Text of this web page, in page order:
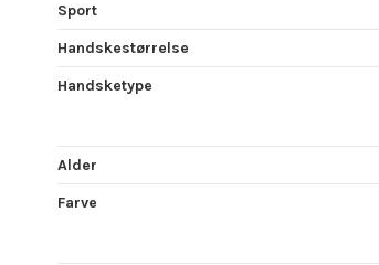
Sport
Handskestørrelse
Handsketype
Alder
Farve